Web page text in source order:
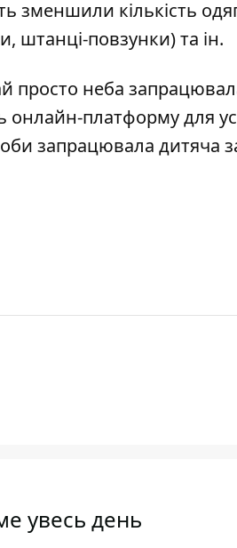
зменшили кількість
штанці-повзунки) та ін.
просто неба
онлайн-платформу для
запрацювала дитяча
увесь день